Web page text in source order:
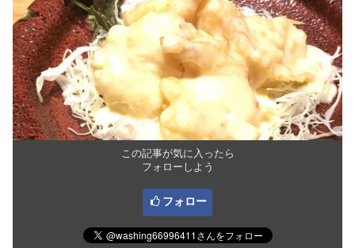
この記事が気に入ったら
フォローしよう
フォロー